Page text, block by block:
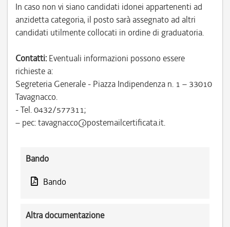
In caso non vi siano candidati idonei appartenenti ad
anzidetta categoria, il posto sarà assegnato ad altri
candidati utilmente collocati in ordine di graduatoria.
Contatti: Eventuali informazioni possono essere
richieste a:
Segreteria Generale - Piazza Indipendenza n. 1 – 33010
Tavagnacco.
- Tel. 0432/577311;
– pec: tavagnacco@postemailcertificata.it.
Bando
Bando
Altra documentazione